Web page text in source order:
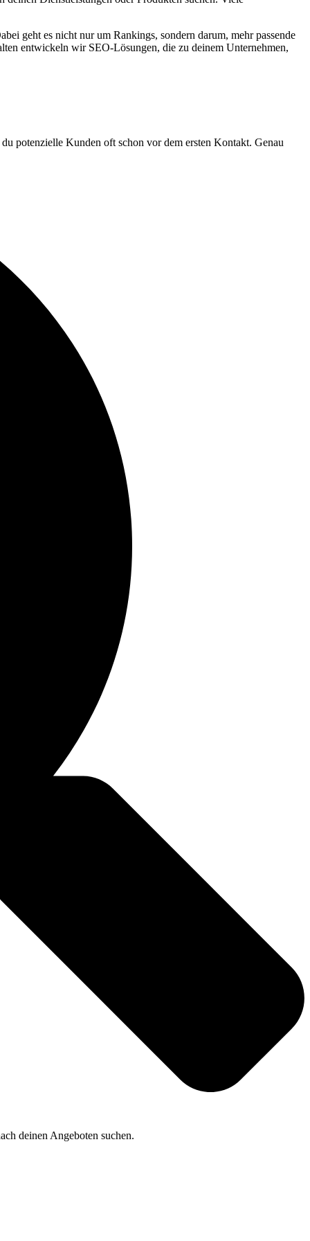
geht es nicht nur um Rankings, sondern darum, mehr passende
entwickeln wir SEO-Lösungen, die zu deinem Unternehmen,
potenzielle Kunden oft schon vor dem ersten Kontakt. Genau
deinen Angeboten suchen.